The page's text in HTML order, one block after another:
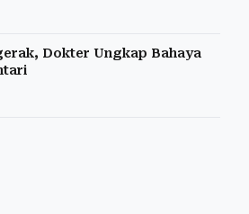
Dokter Ungkap Bahaya